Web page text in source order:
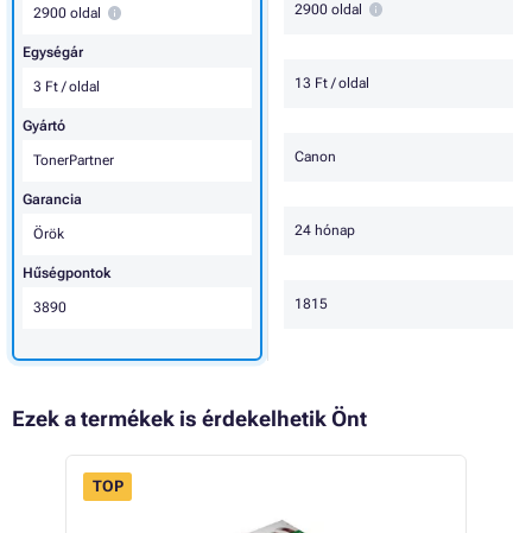
2900 oldal
13 Ft / oldal
Canon
24 hónap
1815
2900 oldal
Egységár
3 Ft / oldal
Gyártó
TonerPartner
Garancia
Örök
Hűségpontok
3890
Ezek a termékek is érdekelhetik Önt
TOP